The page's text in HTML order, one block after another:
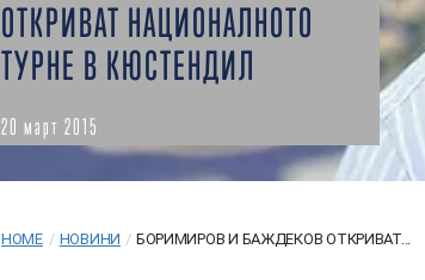
ОТКРИВАТ НАЦИОНАЛНОТО
ТУРНЕ В КЮСТЕНДИЛ
20 март 2015
HOME / НОВИНИ / БОРИМИРОВ И БАЖДЕКОВ ОТКРИВАТ...